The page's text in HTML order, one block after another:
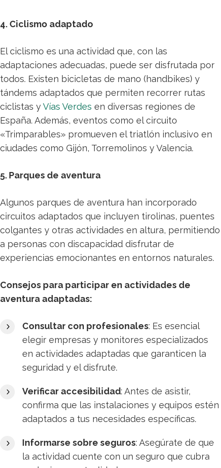
4. Ciclismo adaptado
El ciclismo es una actividad que, con las
adaptaciones adecuadas, puede ser disfrutada por
todos. Existen bicicletas de mano (handbikes) y
tándems adaptados que permiten recorrer rutas
ciclistas yVías Verdes en diversas regiones de
España. Además, eventos como el circuito
«Trimparables» promueven el triatlón inclusivo en
ciudades como Gijón, Torremolinos y Valencia.
5. Parques de aventura
Algunos parques de aventura han incorporado
circuitos adaptados que incluyen tirolinas, puentes
colgantes y otras actividades en altura, permitiendo
a personas con discapacidad disfrutar de
experiencias emocionantes en entornos naturales.​
Consejos para participar en actividades de
aventura adaptadas:
Consultar con profesionales: Es esencial
elegir empresas y monitores especializados
en actividades adaptadas que garanticen la
seguridad y el disfrute.​
Verificar accesibilidad: Antes de asistir,
confirma que las instalaciones y equipos estén
adaptados a tus necesidades específicas.​
Informarse sobre seguros: Asegúrate de que
la actividad cuente con un seguro que cubra